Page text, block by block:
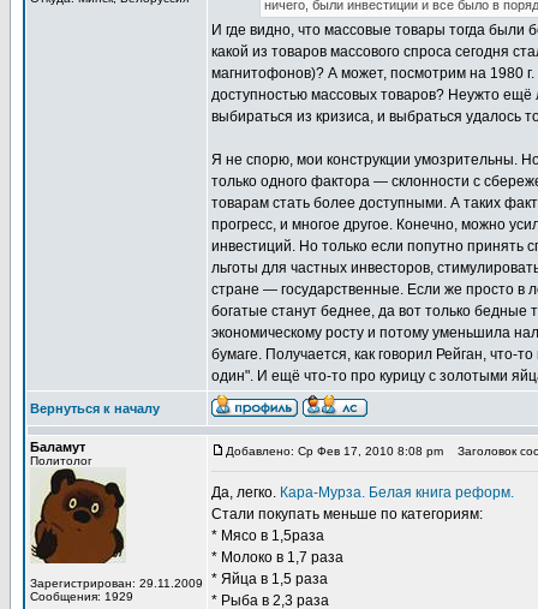
ничего, были инвестиции и все было в
И где видно, что массовые товары тогда были
какой из товаров массового спроса сегодня
магнитофонов)? А может, посмотрим на 1980
доступностью массовых товаров? Неужто ещё
выбираться из кризиса, и выбраться удалось
Я не спорю, мои конструкции умозрительны.
только одного фактора — склонности с
товарам стать более доступными. А таких
прогресс, и многое другое. Конечно, можно
инвестиций. Но только если попутно принять
льготы для частных инвесторов,
стране — государственные. Если же просто в
богатые станут беднее, да вот только бедные
экономическому росту и потому уменьшила
бумаге. Получается, как говорил Рейган, что-
один". И ещё что-то про курицу с золотыми
Вернуться к началу
Баламут
Политолог
Зарегистрирован: 29.11.2009
Сообщения: 1929
Добавлено: Ср Фев 17, 2010 8:08 pm Заголовок
Да, легко. Кара-Мурза. Белая книга реформ.
Стали покупать меньше по категориям:
* Мясо в 1,5раза
* Молоко в 1,7 раза
* Яйца в 1,5 раза
* Рыба в 2,3 раза